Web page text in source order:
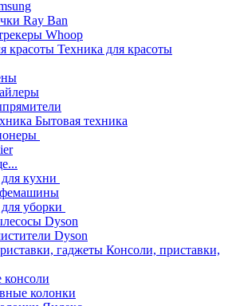
Ray Ban
Whoop
Техника для красоты
Бытовая техника
кухни
уборки
Dyson
Dyson
Консоли, приставки,
колонки